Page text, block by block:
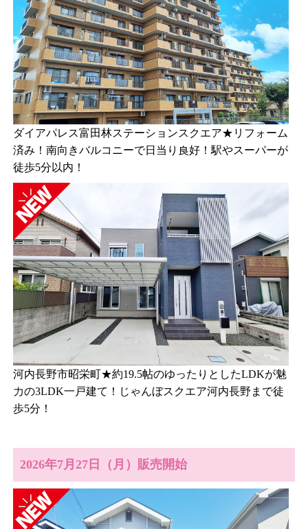
ダイアパレス富田林ステーションスクエア★リフォーム
済み！南向きバルコニーで日当り良好！駅やスーパーが
徒歩5分以内！
河内長野市昭栄町★約19.5帖のゆったりとしたLDKが魅
力の3LDK一戸建て！じゃんぼスクエア河内長野まで徒
歩5分！
2026年7月27日（月）販売開始